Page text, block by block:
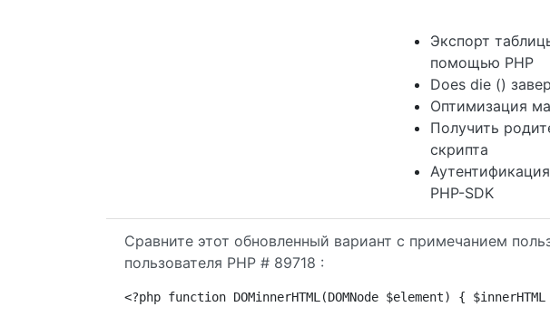
Экспорт
помощью PHP
Does die ()
Оптимизация
Получить
скрипта
PHP-SDK
Сравните этот обновленный вариант с примечанием
пользователя PHP # 89718 :
<?php function DOMinnerHTML(DOMNode $element) {